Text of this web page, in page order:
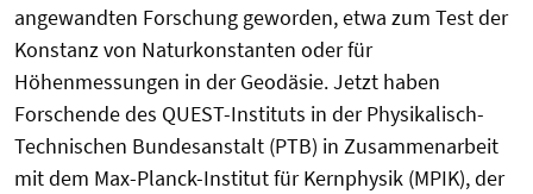
angewandten Forschung geworden, etwa zum Test der
Konstanz von Naturkonstanten oder für
Höhenmessungen in der Geodäsie. Jetzt haben
Forschende des QUEST-Instituts in der Physikalisch-
Technischen Bundesanstalt (PTB) in Zusammenarbeit
mit dem Max-Planck-Institut für Kernphysik (MPIK), der